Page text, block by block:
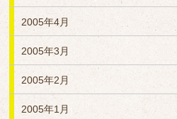
2005年4月
2005年3月
2005年2月
2005年1月